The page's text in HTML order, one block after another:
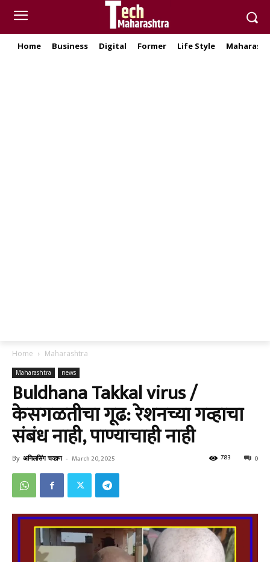
Home Business Digital Former Life Style
Home Maharashtra
Maharashtra news
Buldhana Takkal virus /
केसगळतीचा गूढ: रेशनच्या गव्हाचा
संबंध नाही, पाण्याचाही नाही
By अनिलसिंग चव्हाण - March 20, 2025 0
783